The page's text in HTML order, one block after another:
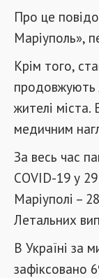
Про це
Маріуполь»,
Крім того,
продовжують
жителі міста.
медичним
За весь час
COVID-19 у
Маріуполі –
Летальних
В Україні за
зафіксовано